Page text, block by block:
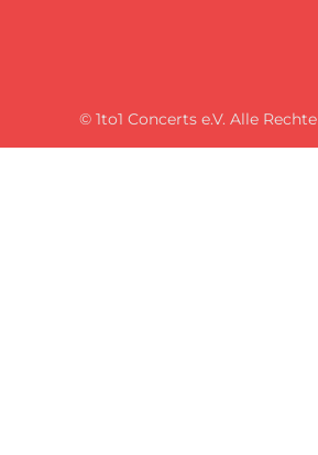
© 1to1 Concerts e.V. Alle